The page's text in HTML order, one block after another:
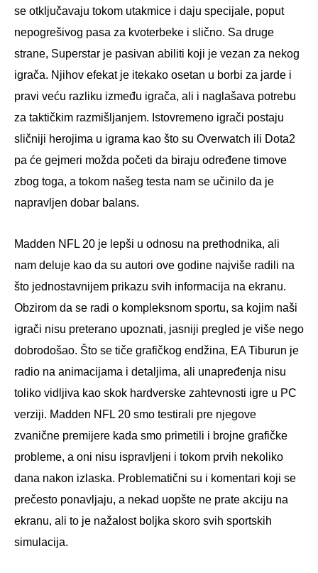
se otključavaju tokom utakmice i daju specijale, poput
nepogrešivog pasa za kvoterbeke i slično. Sa druge
strane, Superstar je pasivan abiliti koji je vezan za nekog
igrača. Njihov efekat je itekako osetan u borbi za jarde i
pravi veću razliku između igrača, ali i naglašava potrebu
za taktičkim razmišljanjem. Istovremeno igrači postaju
sličniji herojima u igrama kao što su Overwatch ili Dota2
pa će gejmeri možda početi da biraju određene timove
zbog toga, a tokom našeg testa nam se učinilo da je
napravljen dobar balans.
Madden NFL 20 je lepši u odnosu na prethodnika, ali
nam deluje kao da su autori ove godine najviše radili na
što jednostavnijem prikazu svih informacija na ekranu.
Obzirom da se radi o kompleksnom sportu, sa kojim naši
igrači nisu preterano upoznati, jasniji pregled je više nego
dobrodošao. Što se tiče grafičkog endžina, EA Tiburun je
radio na animacijama i detaljima, ali unapređenja nisu
toliko vidljiva kao skok hardverske zahtevnosti igre u PC
verziji. Madden NFL 20 smo testirali pre njegove
zvanične premijere kada smo primetili i brojne grafičke
probleme, a oni nisu ispravljeni i tokom prvih nekoliko
dana nakon izlaska. Problematični su i komentari koji se
prečesto ponavljaju, a nekad uopšte ne prate akciju na
ekranu, ali to je nažalost boljka skoro svih sportskih
simulacija.